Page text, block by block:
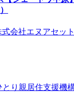
式会社エヌアセット
とり親居住支援機